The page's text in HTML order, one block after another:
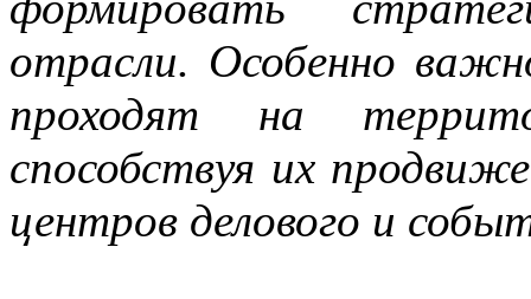
отрасли. Особенно
проходят на
способствуя их
центров делового и